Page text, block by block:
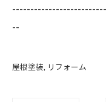
--
屋根塗装 リフォーム